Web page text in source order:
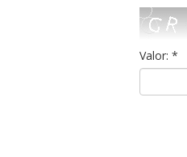
Valor: *